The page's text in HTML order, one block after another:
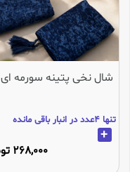
شال نخی پتینه سورمه ای
تنها 4عدد در انبار باقی مانده
+
268,000 تومان